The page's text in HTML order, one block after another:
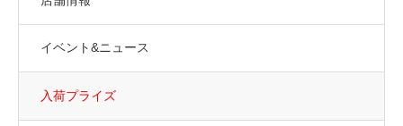
イベント&ニュース
入荷プライズ